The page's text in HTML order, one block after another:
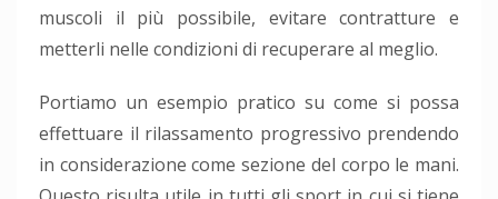
muscoli il più possibile, evitare contratture e
metterli nelle condizioni di recuperare al meglio.
Portiamo un esempio pratico su come si possa
effettuare il rilassamento progressivo prendendo
in considerazione come sezione del corpo le mani.